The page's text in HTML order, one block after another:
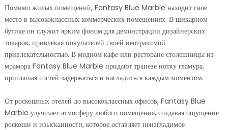
Помимо жилых помещений, Fantasy Blue Marble находит свое
место в высококлассных коммерческих помещениях. В шикарном
бутике он служит ярким фоном для демонстрации дизайнерских
товаров, привлекая покупателей своей неотразимой
привлекательностью. В модном кафе или ресторане столешницы из
мрамора Fantasy Blue Marble придают трапезе нотку гламура,
приглашая гостей задержаться и насладиться каждым моментом.
От роскошных отелей до высококлассных офисов, Fantasy Blue
Marble улучшает атмосферу любого помещения, создавая ощущение
роскоши и изысканности, которое оставляет неизгладимое